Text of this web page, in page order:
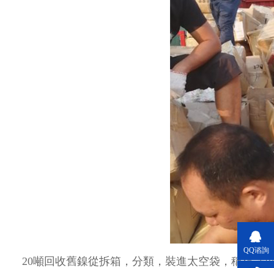
20噸回收舊鎳從拆箱，分類，裝進太空袋，稱秤計
QQ谘詢